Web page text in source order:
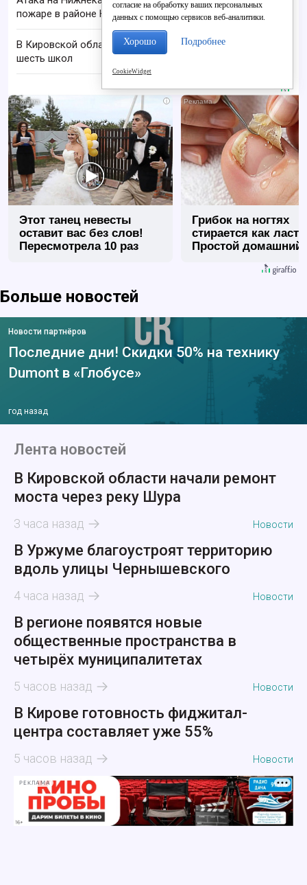
пожаре в районе НПЗ
В Кировской области закроют и реорганизуют
шесть школ
i
Этот танец невесты
оставит вас без слов!
Пересмотрела 10 раз
Грибок на ногтях
стирается как
Простой домашний
Больше новостей
Новости партнёров
Последние дни! Скидки 50% на технику
Dumont в «Глобусе»
год назад
Лента новостей
В Кировской области начали ремонт
моста через реку Шура
3 часа назад Новости
В Уржуме благоустроят территорию
вдоль улицы Чернышевского
4 часа назад Новости
В регионе появятся новые
общественные пространства в
четырёх муниципалитетах
5 часов назад Новости
В Кирове готовность фиджитал-
центра составляет уже 55%
5 часов назад Новости
РЕКЛАМА
согласие на обработку ваших персональных
данных с помощью сервисов веб-аналитики.
Хорошо Подробнее
CookieWidget